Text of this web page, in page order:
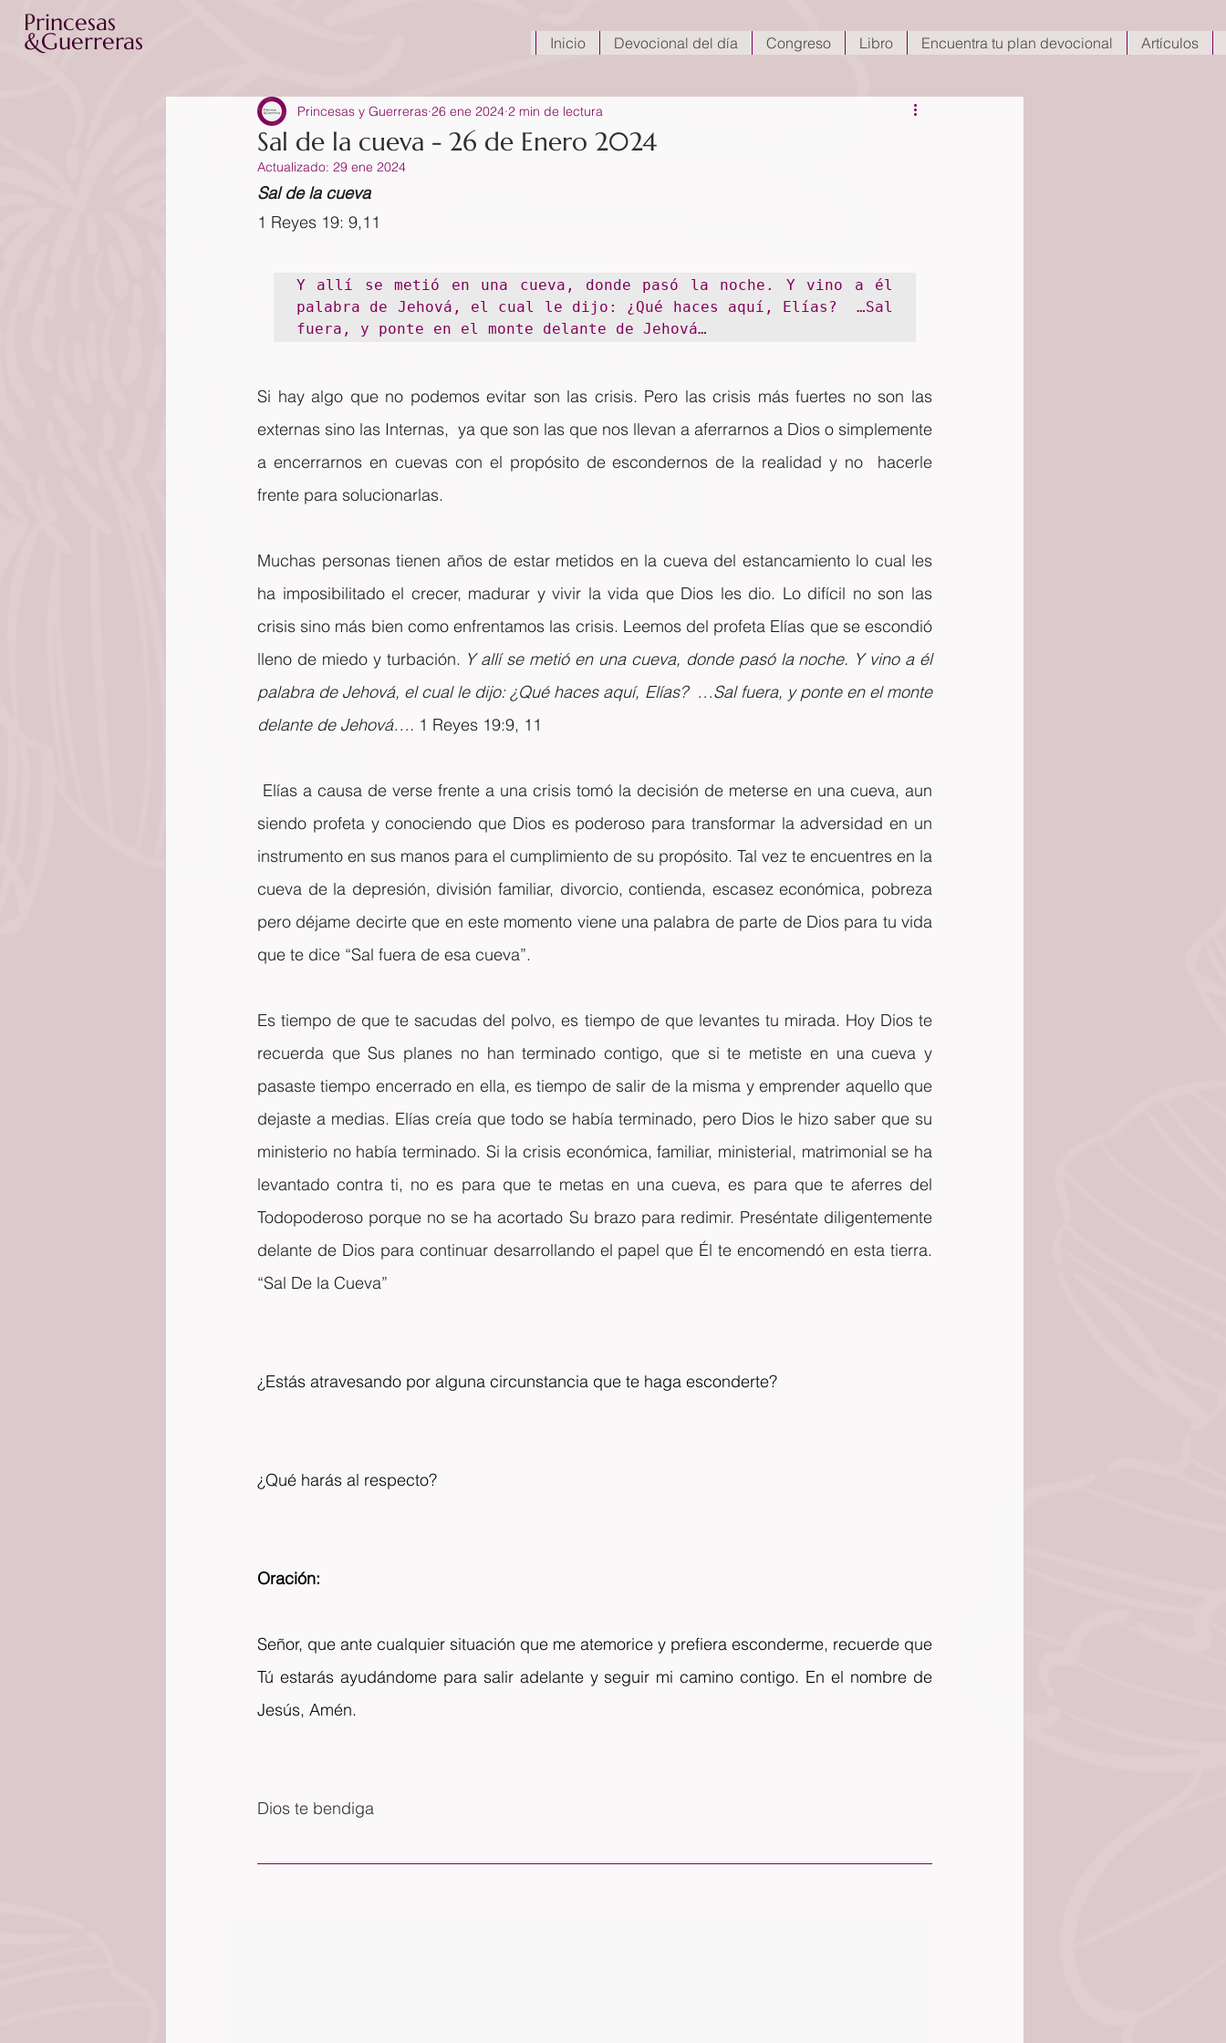
Princesas
&Guerreras Inicio Devocional del día Congreso Libro Encuentra tu plan devocional Artículos
Sal de la cueva - 26 de Enero 2024
Princesas y Guerreras 26 ene 2024 2 min de lectura
Actualizado: 29 ene 2024
Sal de la cueva
1 Reyes 19: 9,11
Y allí se metió en una cueva, donde pasó la noche. Y vino a él
palabra de Jehová, el cual le dijo: ¿Qué haces aquí, Elías?  …Sal
fuera, y ponte en el monte delante de Jehová…
Si hay algo que no podemos evitar son las crisis. Pero las crisis más fuertes no son las
externas sino las Internas,  ya que son las que nos llevan a aferrarnos a Dios o simplemente
a encerrarnos en cuevas con el propósito de escondernos de la realidad y no  hacerle
frente para solucionarlas.
Muchas personas tienen años de estar metidos en la cueva del estancamiento lo cual les
ha imposibilitado el crecer, madurar y vivir la vida que Dios les dio. Lo difícil no son las
crisis sino más bien como enfrentamos las crisis. Leemos del profeta Elías que se escondió
lleno de miedo y turbación. Y allí se metió en una cueva, donde pasó la noche. Y vino a él
palabra de Jehová, el cual le dijo: ¿Qué haces aquí, Elías?  …Sal fuera, y ponte en el monte
delante de Jehová…. 1 Reyes 19:9, 11
Elías a causa de verse frente a una crisis tomó la decisión de meterse en una cueva, aun
siendo profeta y conociendo que Dios es poderoso para transformar la adversidad en un
instrumento en sus manos para el cumplimiento de su propósito. Tal vez te encuentres en la
cueva de la depresión, división familiar, divorcio, contienda, escasez económica, pobreza
pero déjame decirte que en este momento viene una palabra de parte de Dios para tu vida
que te dice “Sal fuera de esa cueva”.
Es tiempo de que te sacudas del polvo, es tiempo de que levantes tu mirada. Hoy Dios te
recuerda que Sus planes no han terminado contigo, que si te metiste en una cueva y
pasaste tiempo encerrado en ella, es tiempo de salir de la misma y emprender aquello que
dejaste a medias. Elías creía que todo se había terminado, pero Dios le hizo saber que su
ministerio no había terminado. Si la crisis económica, familiar, ministerial, matrimonial se ha
levantado contra ti, no es para que te metas en una cueva, es para que te aferres del
Todopoderoso porque no se ha acortado Su brazo para redimir. Preséntate diligentemente
delante de Dios para continuar desarrollando el papel que Él te encomendó en esta tierra.
“Sal De la Cueva”
¿Estás atravesando por alguna circunstancia que te haga esconderte?
¿Qué harás al respecto?
Oración:
Señor, que ante cualquier situación que me atemorice y prefiera esconderme, recuerde que
Tú estarás ayudándome para salir adelante y seguir mi camino contigo. En el nombre de
Jesús, Amén.
Dios te bendiga